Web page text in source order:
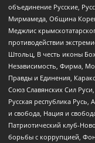
объединение Русские,
Мирмамеда, Община
Меджлис
противодействии
Штольц, В честь иконы
Независимость, Фирма,
Правды и Единения,
Союз Славянских Сил
Русская республика Русь,
и свобода, Нация и
Патриотический клуб-
борьбы с коррупцией,